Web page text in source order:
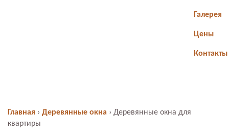
Галерея
Цены
Контакты
Главная › Деревянные окна › Деревянные окна для
квартиры